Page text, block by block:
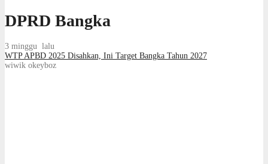
DPRD Bangka
3 minggu lalu
WTP APBD 2025 Disahkan, Ini Target Bangka Tahun 2027
wiwik okeyboz